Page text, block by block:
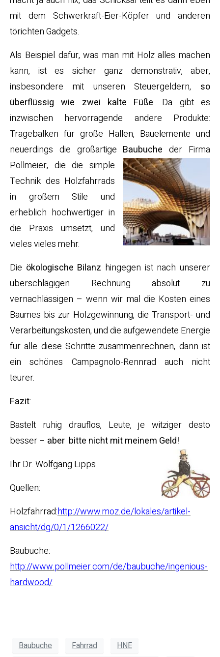
mit dem Schwerkraft-Eier-Köpfer und anderen
törichten Gadgets.
Als Beispiel dafür, was man mit Holz alles machen
kann, ist es sicher ganz demonstrativ, aber,
insbesondere mit unseren Steuergeldern, so
überflüssig wie zwei kalte Füße. Da gibt es
inzwischen hervorragende andere Produkte:
Tragebalken für große Hallen, Bauelemente und
neuerdings die großartige Baubuche der Firma
Pollmeier, die die simple
Technik des Holzfahrrads
in großem Stile und
erheblich hochwertiger in
die Praxis umsetzt, und
vieles vieles mehr.
Die ökologische Bilanz hingegen ist nach unserer
überschlägigen Rechnung absolut zu
vernachlässigen – wenn wir mal die Kosten eines
Baumes bis zur Holzgewinnung, die Transport- und
Verarbeitungskosten, und die aufgewendete Energie
für alle diese Schritte zusammenrechnen, dann ist
ein schönes Campagnolo-Rennrad auch nicht
teurer.
Fazit:
Bastelt ruhig drauflos, Leute, je witziger desto
besser – aber bitte nicht mit meinem Geld!
Ihr Dr. Wolfgang Lipps
Quellen:
Holzfahrrad:http://www.moz.de/lokales/artikel-
ansicht/dg/0/1/1266022/
Baubuche:
http://www.pollmeier.com/de/baubuche/ingenious-
hardwood/
Baubuche Fahrrad
HNE